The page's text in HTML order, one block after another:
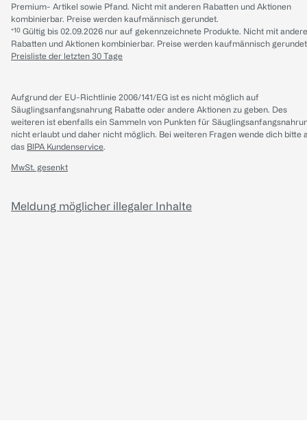
Premium- Artikel sowie Pfand. Nicht mit anderen Rabatten und Aktionen
kombinierbar. Preise werden kaufmännisch gerundet.
*¹⁰ Gültig bis 02.09.2026 nur auf gekennzeichnete Produkte. Nicht mit
Rabatten und Aktionen kombinierbar. Preise werden kaufmännisch
Preisliste der letzten 30 Tage
Aufgrund der EU-Richtlinie 2006/141/EG ist es nicht möglich auf
Säuglingsanfangsnahrung Rabatte oder andere Aktionen zu geben. Des
weiteren ist ebenfalls ein Sammeln von Punkten für
nicht erlaubt und daher nicht möglich. Bei weiteren Fragen wende dich bitte
das BIPA Kundenservice.
MwSt. gesenkt
Meldung möglicher illegaler Inhalte